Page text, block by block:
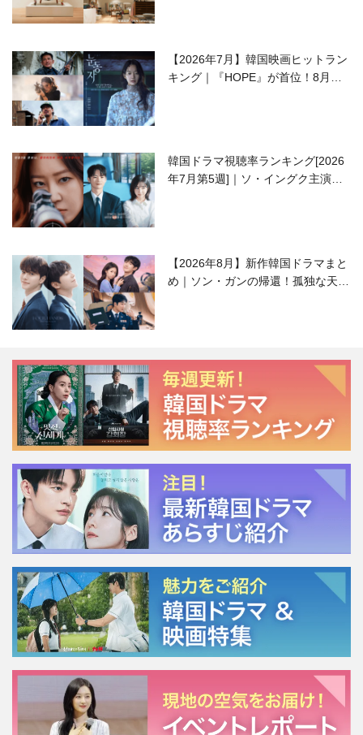
【2026年7月】韓国映画ヒットラン
キング｜『HOPE』が首位！8月公
韓国ドラマ視聴率ランキング[2026
年7月第5週]｜ソ・イングク主演の
【2026年8月】新作韓国ドラマまと
め｜ソン・ガンの帰還！孤独な天才